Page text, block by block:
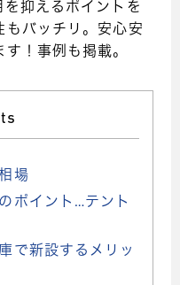
抑えるポイントを
もバッチリ。安心安
！事例も掲載。
場
ポイント…テント
で新設するメリッ